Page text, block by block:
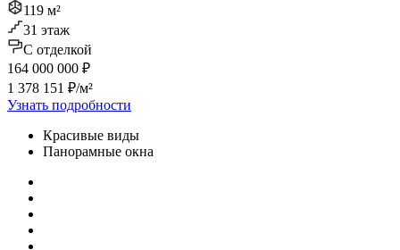
119 м²
31 этаж
C отделкой
164 000 000 ₽
1 378 151 ₽/м²
Узнать подробности
Красивые виды
Панорамные окна